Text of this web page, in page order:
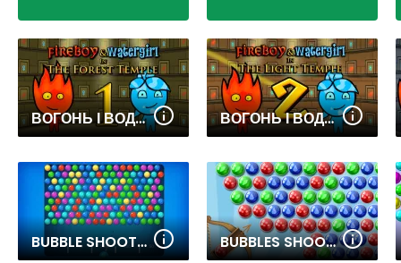
ВОГОНЬ І ВОДА 1 ЛІСОВИЙ ХРАМ ВОГОНЬ І ВОДА 2 ХРАМ СВІТЛА
BUBBLE SHOOTER PRO BUBBLES SHOOTER